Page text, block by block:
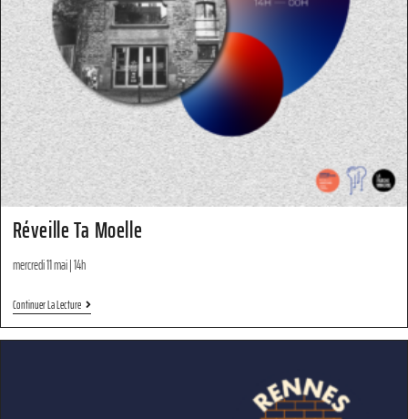
Réveille Ta Moelle
mercredi 11 mai | 14h
Continuer La Lecture